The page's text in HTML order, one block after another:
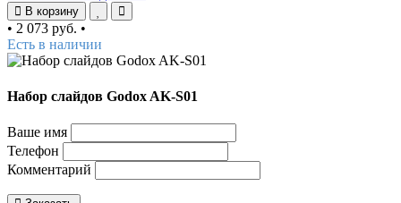
В корзину
• 2 073 руб. •
Есть в наличии
Набор слайдов Godox AK-S01
Ваше имя
Телефон
Комментарий